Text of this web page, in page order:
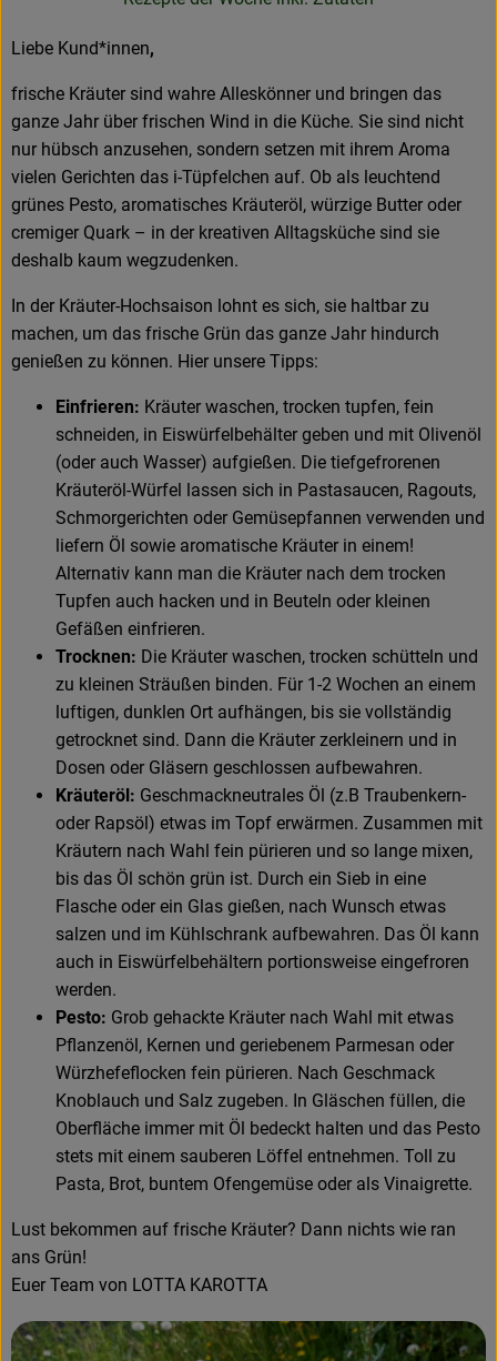
Frisches
Speisekammer
Getränke
BioDrogerie
So gehts
Über uns
Blog
Bio-Kochboxen
Rezeptarchiv
Liebe Kund*innen,
frische Kräuter sind wahre Alleskönner und bringen das
ganze Jahr über frischen Wind in die Küche. Sie sind nicht
nur hübsch anzusehen, sondern setzen mit ihrem Aroma
vielen Gerichten das i-Tüpfelchen auf. Ob als leuchtend
grünes Pesto, aromatisches Kräuteröl, würzige Butter oder
cremiger Quark – in der kreativen Alltagsküche sind sie
deshalb kaum wegzudenken.
In der Kräuter-Hochsaison lohnt es sich, sie haltbar zu
machen, um das frische Grün das ganze Jahr hindurch
genießen zu können. Hier unsere Tipps:
Einfrieren: Kräuter waschen, trocken tupfen, fein
schneiden, in Eiswürfelbehälter geben und mit Olivenöl
(oder auch Wasser) aufgießen. Die tiefgefrorenen
Kräuteröl-Würfel lassen sich in Pastasaucen, Ragouts,
Schmorgerichten oder Gemüsepfannen verwenden und
liefern Öl sowie aromatische Kräuter in einem!
Alternativ kann man die Kräuter nach dem trocken
Tupfen auch hacken und in Beuteln oder kleinen
Gefäßen einfrieren.
Trocknen: Die Kräuter waschen, trocken schütteln und
zu kleinen Sträußen binden. Für 1-2 Wochen an einem
luftigen, dunklen Ort aufhängen, bis sie vollständig
getrocknet sind. Dann die Kräuter zerkleinern und in
Dosen oder Gläsern geschlossen aufbewahren.
Kräuteröl: Geschmackneutrales Öl (z.B Traubenkern-
oder Rapsöl) etwas im Topf erwärmen. Zusammen mit
Kräutern nach Wahl fein pürieren und so lange mixen,
bis das Öl schön grün ist. Durch ein Sieb in eine
Flasche oder ein Glas gießen, nach Wunsch etwas
salzen und im Kühlschrank aufbewahren. Das Öl kann
auch in Eiswürfelbehältern portionsweise eingefroren
werden.
Pesto: Grob gehackte Kräuter nach Wahl mit etwas
Pflanzenöl, Kernen und geriebenem Parmesan oder
Würzhefeflocken fein pürieren. Nach Geschmack
Knoblauch und Salz zugeben. In Gläschen füllen, die
Oberfläche immer mit Öl bedeckt halten und das Pesto
stets mit einem sauberen Löffel entnehmen. Toll zu
Pasta, Brot, buntem Ofengemüse oder als Vinaigrette.
Lust bekommen auf frische Kräuter? Dann nichts wie ran
ans Grün!
Euer Team von LOTTA KAROTTA